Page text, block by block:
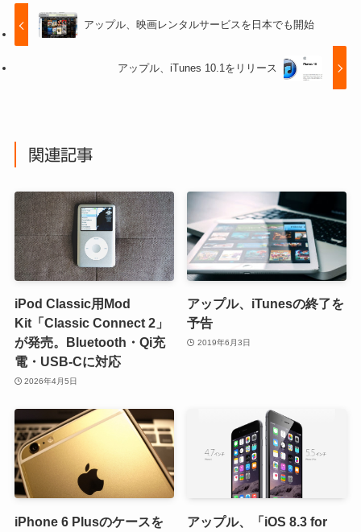
アップル、映画レンタルサービスを日本でも開始
アップル、iTunes 10.1をリリース
関連記事
iPod Classic用Mod
Kit「Classic Connect 2」
が発売。Bluetooth・Qi充
電・USB-Cに対応
2026年4月5日
アップル、iTunesの終了を
予告
2019年6月3日
iPhone 6 Plusのケースを
アップル、「iOS 8.3 for